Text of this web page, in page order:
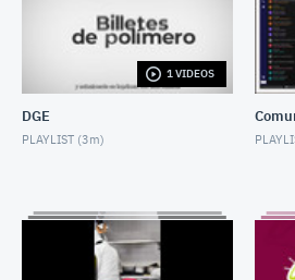
CINCO TEMAS DE LA
JUNE 26, 2025
CINCO TEMAS DE LA
CINCO TEMAS DE LA
JULY 26, 2025
1 VIDEOS
DGE
PLAYLIST (3m)